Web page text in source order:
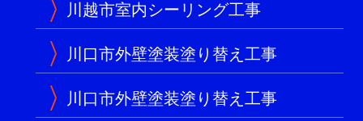
川越市室内シーリング工事
川口市外壁塗装塗り替え工事
川口市外壁塗装塗り替え工事